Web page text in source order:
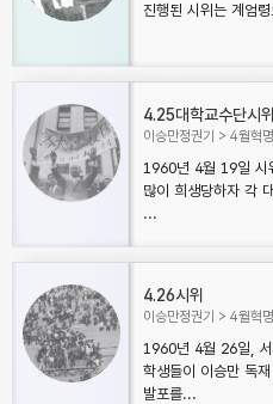
진행된 시위는 계엄
4.25대학교수단시위
이승만정권기 4월혁명
1960년 4월 19일 시
많이 희생당하자 각
...
4.26시위
이승만정권기 4월혁명
1960년 4월 26일, 서
학생들이 이승만 독
발포를...